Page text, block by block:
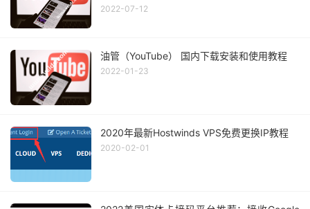
2022-07-12
油管（YouTube） 国内下载安装和使用教程
2022-01-23
2020年最新Hostwinds VPS免费更换IP教程
2020-02-01